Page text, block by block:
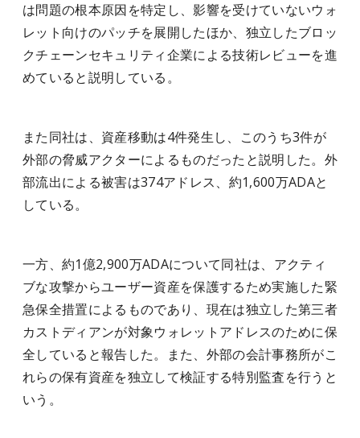
は問題の根本原因を特定し、影響を受けていないウォ
レット向けのパッチを展開したほか、独立したブロッ
クチェーンセキュリティ企業による技術レビューを進
めていると説明している。
また同社は、資産移動は4件発生し、このうち3件が
外部の脅威アクターによるものだったと説明した。外
部流出による被害は374アドレス、約1,600万ADAと
している。
一方、約1億2,900万ADAについて同社は、アクティ
ブな攻撃からユーザー資産を保護するため実施した緊
急保全措置によるものであり、現在は独立した第三者
カストディアンが対象ウォレットアドレスのために保
全していると報告した。また、外部の会計事務所がこ
れらの保有資産を独立して検証する特別監査を行うと
いう。